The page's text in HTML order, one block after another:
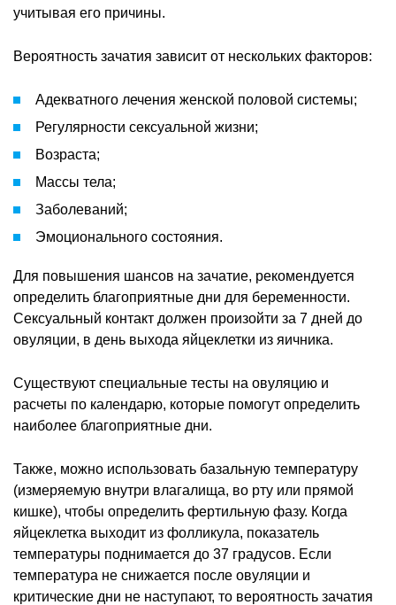
учитывая его причины.
Вероятность зачатия зависит от нескольких факторов:
Адекватного лечения женской половой системы;
Регулярности сексуальной жизни;
Возраста;
Массы тела;
Заболеваний;
Эмоционального состояния.
Для повышения шансов на зачатие, рекомендуется
определить благоприятные дни для беременности.
Сексуальный контакт должен произойти за 7 дней до
овуляции, в день выхода яйцеклетки из яичника.
Существуют специальные тесты на овуляцию и
расчеты по календарю, которые помогут определить
наиболее благоприятные дни.
Также, можно использовать базальную температуру
(измеряемую внутри влагалища, во рту или прямой
кишке), чтобы определить фертильную фазу. Когда
яйцеклетка выходит из фолликула, показатель
температуры поднимается до 37 градусов. Если
температура не снижается после овуляции и
критические дни не наступают, то вероятность зачатия